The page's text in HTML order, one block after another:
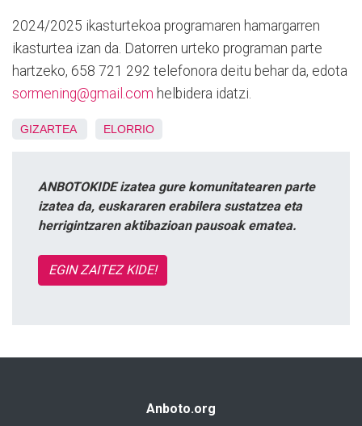
2024/2025 ikasturtekoa programaren hamargarren
ikasturtea izan da. Datorren urteko programan parte
hartzeko, 658 721 292 telefonora deitu behar da, edota
sormening@gmail.com helbidera idatzi.
GIZARTEA ELORRIO
ANBOTOKIDE izatea gure komunitatearen parte
izatea da, euskararen erabilera sustatzea eta
herrigintzaren aktibazioan pausoak ematea.
EGIN ZAITEZ KIDE!
Anboto.org